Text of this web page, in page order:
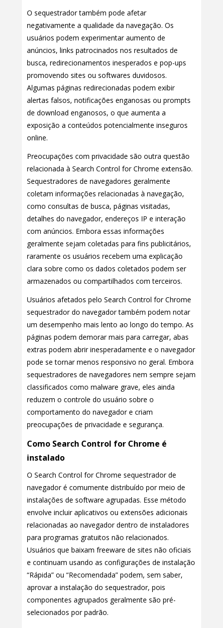
O sequestrador também pode afetar
negativamente a qualidade da navegação. Os
usuários podem experimentar aumento de
anúncios, links patrocinados nos resultados de
busca, redirecionamentos inesperados e pop-ups
promovendo sites ou softwares duvidosos.
Algumas páginas redirecionadas podem exibir
alertas falsos, notificações enganosas ou prompts
de download enganosos, o que aumenta a
exposição a conteúdos potencialmente inseguros
online.
Preocupações com privacidade são outra questão
relacionada à Search Control for Chrome extensão.
Sequestradores de navegadores geralmente
coletam informações relacionadas à navegação,
como consultas de busca, páginas visitadas,
detalhes do navegador, endereços IP e interação
com anúncios. Embora essas informações
geralmente sejam coletadas para fins publicitários,
raramente os usuários recebem uma explicação
clara sobre como os dados coletados podem ser
armazenados ou compartilhados com terceiros.
Usuários afetados pelo Search Control for Chrome
sequestrador do navegador também podem notar
um desempenho mais lento ao longo do tempo. As
páginas podem demorar mais para carregar, abas
extras podem abrir inesperadamente e o navegador
pode se tornar menos responsivo no geral. Embora
sequestradores de navegadores nem sempre sejam
classificados como malware grave, eles ainda
reduzem o controle do usuário sobre o
comportamento do navegador e criam
preocupações de privacidade e segurança.
Como Search Control for Chrome é
instalado
O Search Control for Chrome sequestrador de
navegador é comumente distribuído por meio de
instalações de software agrupadas. Esse método
envolve incluir aplicativos ou extensões adicionais
relacionadas ao navegador dentro de instaladores
para programas gratuitos não relacionados.
Usuários que baixam freeware de sites não oficiais
e continuam usando as configurações de instalação
“Rápida” ou “Recomendada” podem, sem saber,
aprovar a instalação do sequestrador, pois
componentes agrupados geralmente são pré-
selecionados por padrão.